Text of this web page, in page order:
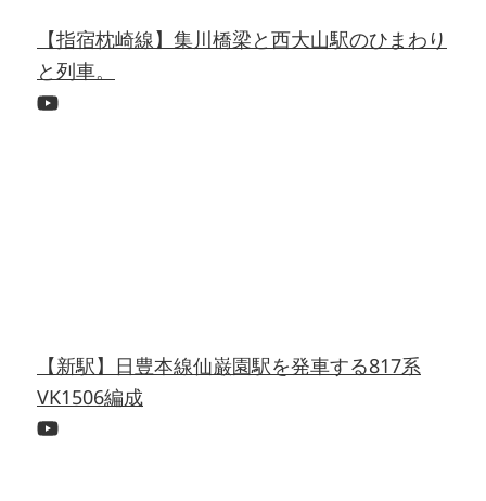
【指宿枕崎線】集川橋梁と西大山駅のひまわり
と列車。
【新駅】日豊本線仙巌園駅を発車する817系
VK1506編成